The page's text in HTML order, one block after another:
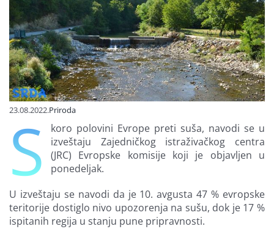
Finansiranje
O nama
23.08.2022.Priroda
S
koro polovini Evrope preti suša, navodi se u
izveštaju Zajedničkog istraživačkog centra
(JRC) Evropske komisije koji je objavljen u
ponedeljak.
U izveštaju se navodi da je 10. avgusta 47 % evropske
teritorije dostiglo nivo upozorenja na sušu, dok je 17 %
ispitanih regija u stanju pune pripravnosti.